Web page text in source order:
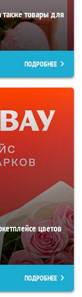
также товары для
ПОДРОБНЕЕ
цветов
ПОДРОБНЕЕ